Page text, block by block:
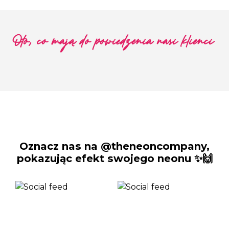
Oto, co mają do powiedzenia nasi klienci
Oznacz nas na @theneoncompany,
pokazując efekt swojego neonu ✨🙌